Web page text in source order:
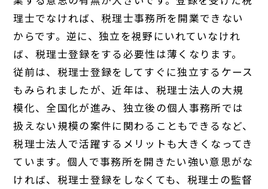
理士でなければ、税理士事務所を開業できない
からです。逆に、独立を視野にいれていなけれ
ば、税理士登録をする必要性は薄くなります。
従前は、税理士登録をしてすぐに独立するケース
もみられましたが、近年は、税理士法人の大規
模化、全国化が進み、独立後の個人事務所では
扱えない規模の案件に関わることもできるなど、
税理士法人で活躍するメリットも大きくなってき
ています。個人で事務所を開きたい強い意思がな
ければ、税理士登録をしなくても、税理士の監督